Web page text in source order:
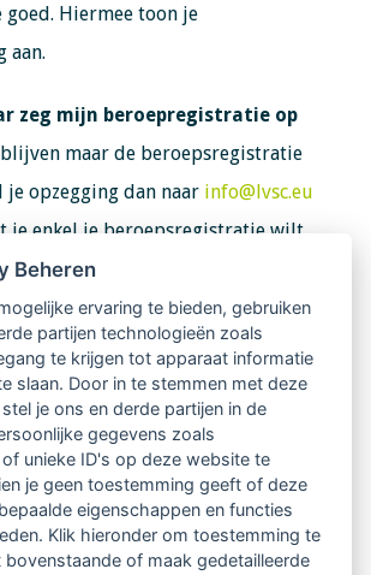
goed. Hiermee toon je
aan.
zeg mijn beroepregistratie op
maar de beroepsregistratie
je opzegging dan naar info@lvsc.eu
je enkel je beroepsregistratie wilt
nog tot het einde van het jaar
of, indien de
in dat jaar afloopt, tot het einde
Daarnaast betaal je de contributie
je beroepsregistratie is definitief
een schriftelijke bevestiging hebt
Beheren
ervaring te bieden, gebruiken
partijen technologieën zoals
te krijgen tot apparaat informatie
slaan. Door in te stemmen met deze
je ons en derde partijen in de
gegevens zoals
unieke ID's op deze website te
je geen toestemming geeft of deze
eigenschappen en functies
Klik hieronder om toestemming te
of maak gedetailleerde